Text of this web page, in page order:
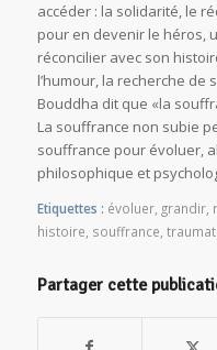
accéder : la solidarité, le
pour en devenir le héros,
réconcilier avec son
l’humour, la recherche de
Bouddha dit que «la
La souffrance non subie
souffrance pour évoluer,
philosophique et
Etiquettes : évoluer, grandir,
histoire souffrance
Partager cette